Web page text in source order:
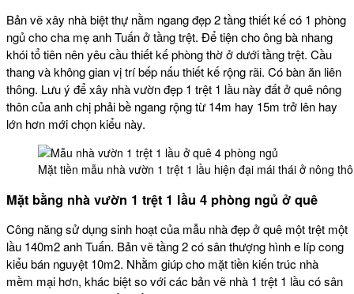
Bản vẽ xây nhà biệt thự nằm ngang đẹp 2 tầng thiết kế có 1 phòng
ngủ cho cha mẹ anh Tuấn ở tầng trệt. Để tiện cho ông bà nhang
khói tổ tiên nên yêu cầu thiết kế phòng thờ ở dưới tầng trệt. Cầu
thang và không gian vị trí bếp nấu thiết kế rộng rãi. Có bàn ăn liên
thông. Lưu ý để xây nhà vườn đẹp 1 trệt 1 lầu này đất ở quê nông
thôn của anh chị phải bề ngang rộng từ 14m hay 15m trở lên hay
lớn hơn mới chọn kiểu này.
Mặt tiền mẫu nhà vườn 1 trệt 1 lầu hiện đại mái thái ở nông
Mặt bằng nhà vườn 1 trệt 1 lầu 4 phòng ngủ ở quê
Công năng sử dụng sinh hoạt của mẫu nhà đẹp ở quê một trệt một
lầu 140m2 anh Tuấn. Bản vẽ tầng 2 có sân thượng hình e líp cong
kiểu bán nguyệt 10m2. Nhằm giúp cho mặt tiền kiến trúc nhà
mềm mại hơn, khác biệt so với các bản vẽ nhà 1 trệt 1 lầu có sân